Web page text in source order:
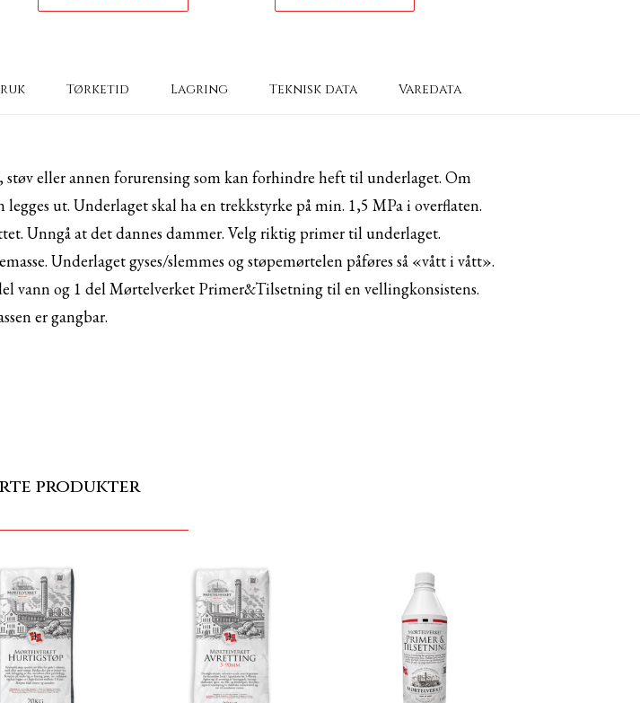
Tørketid Lagring Teknisk data Varedata
eller annen forurensing som kan forhindre heft til underlaget. Om
ut. Underlaget skal ha en trekkstyrke på min. 1,5 MPa i overflaten.
Unngå at det dannes dammer. Velg riktig primer til underlaget.
Underlaget gyses/slemmes og støpemørtelen påføres så «vått i vått».
vann og 1 del Mørtelverket Primer&Tilsetning til en vellingkonsistens.
er gangbar.
produkter